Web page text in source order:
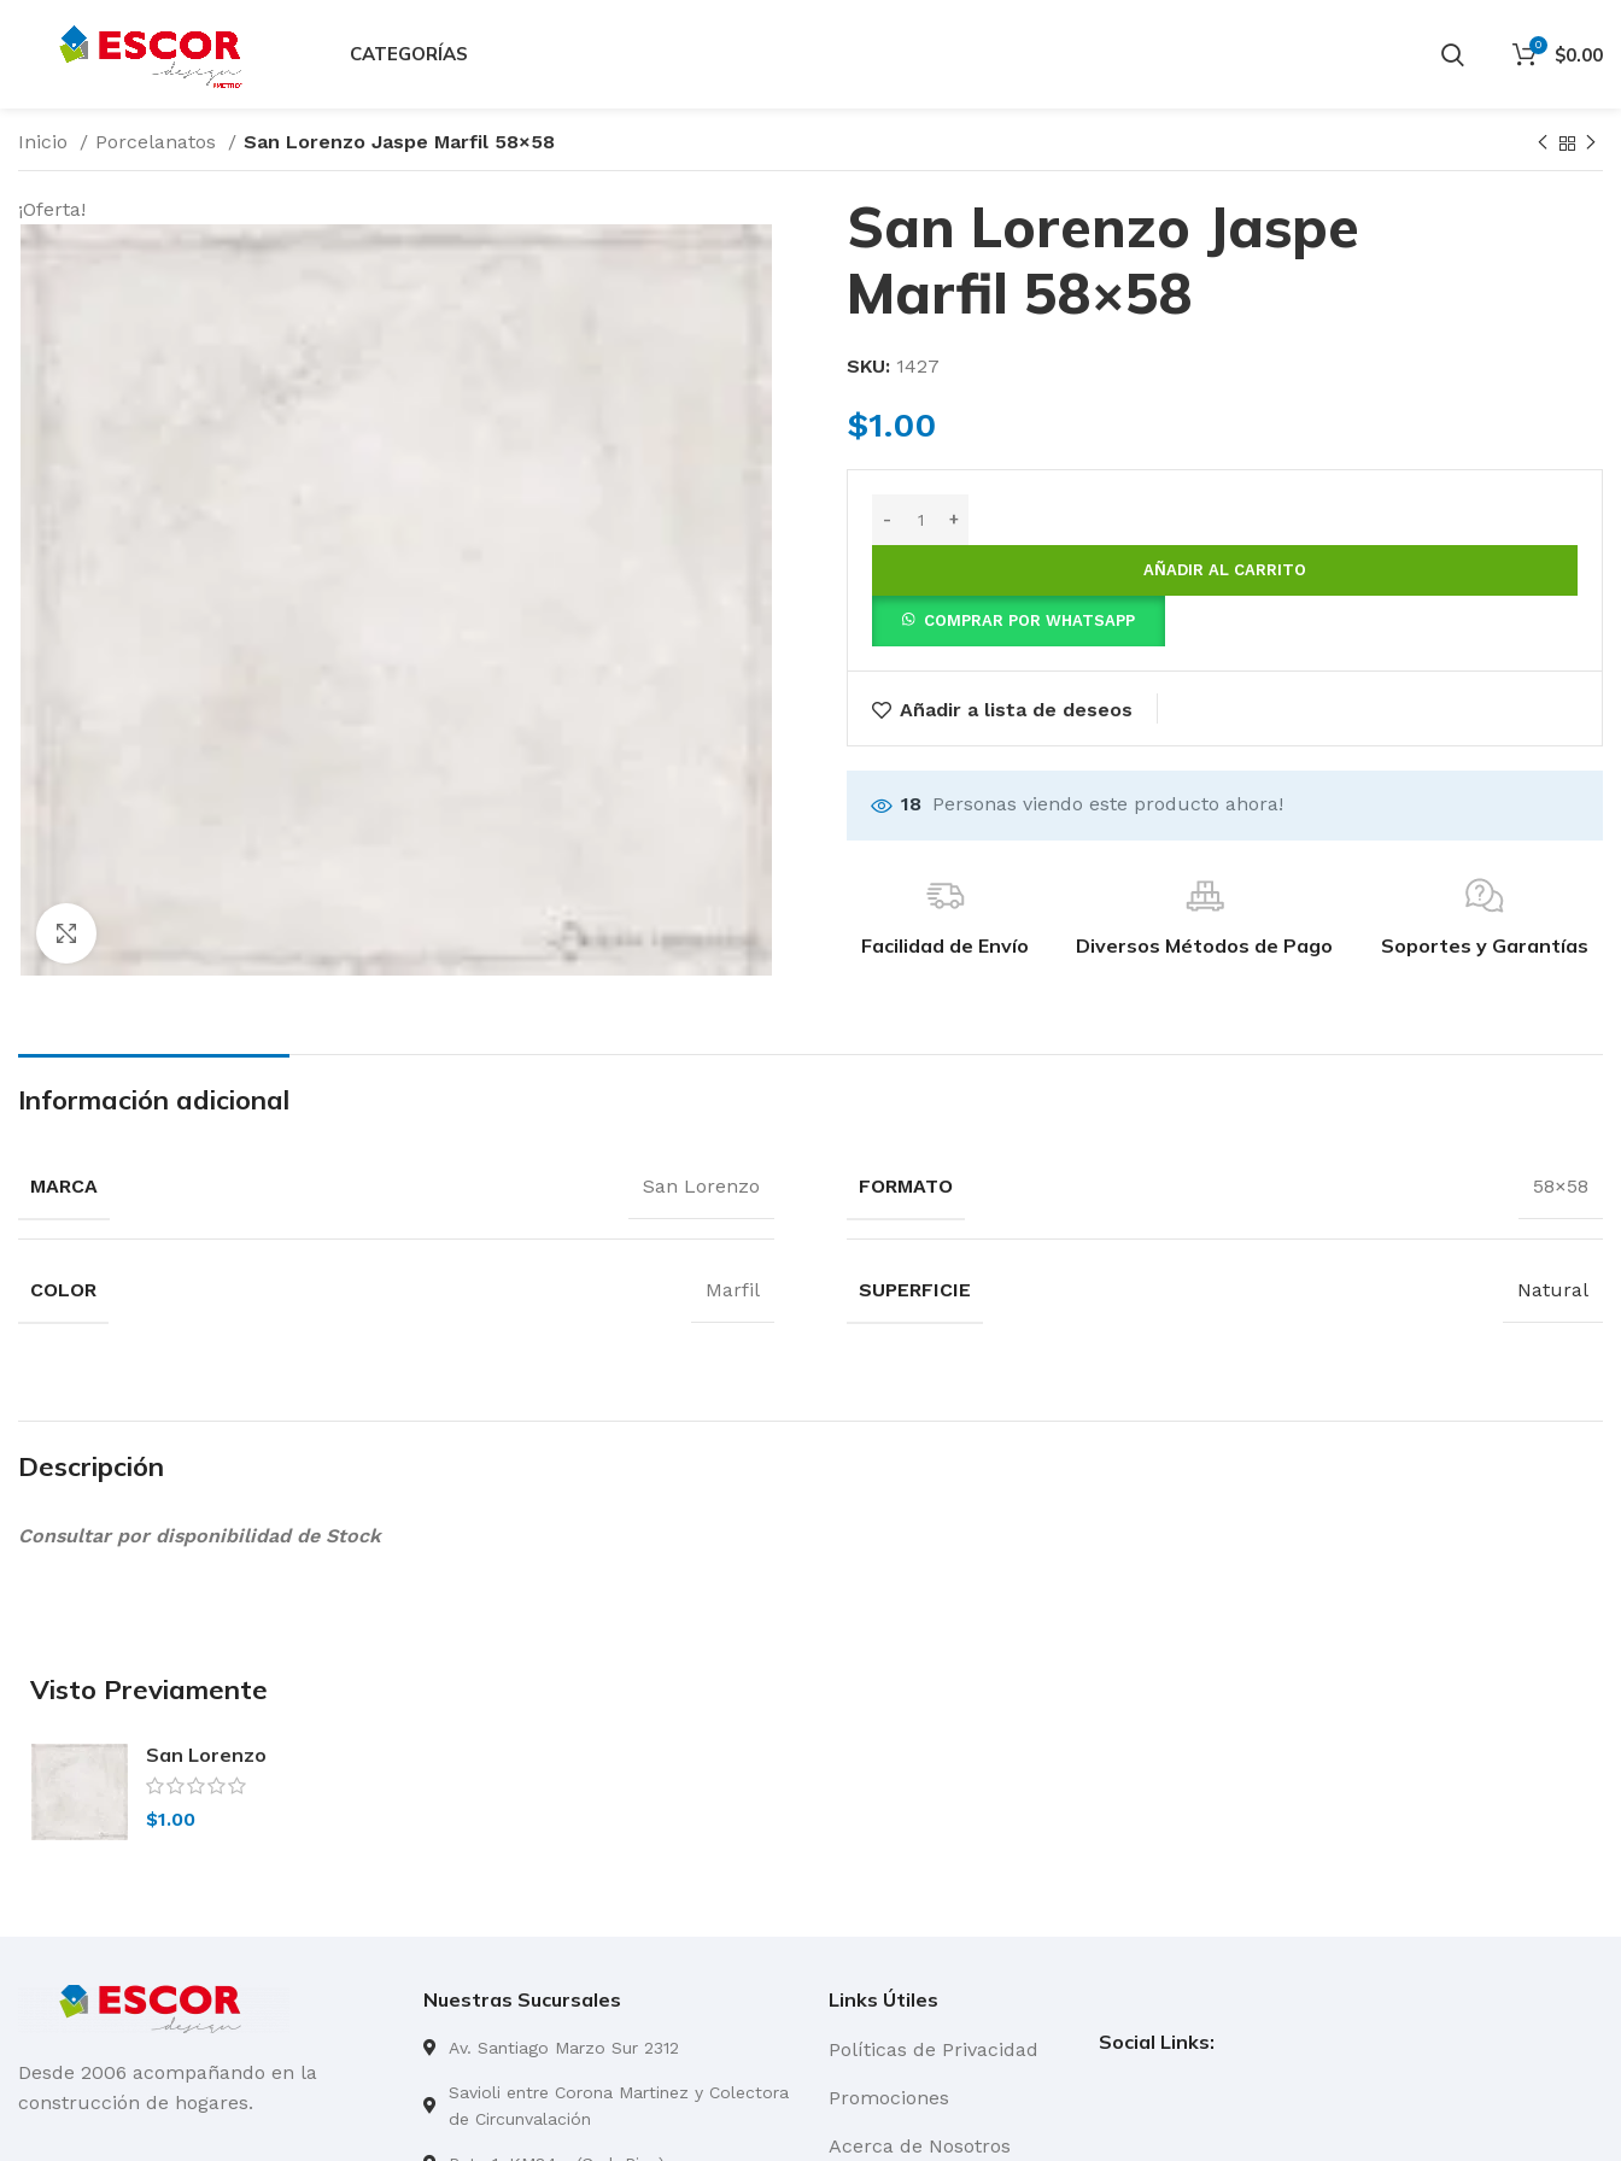
CATEGORÍAS 0 $0.00
Inicio Porcelanatos San Lorenzo Jaspe Marfil 58×58
¡Oferta!
San Lorenzo Jaspe
Marfil 58×58
SKU: 1427
$1.00
AÑADIR AL CARRITO
COMPRAR POR WHATSAPP
Añadir a lista de deseos
18 Personas viendo este producto ahora!
Facilidad de Envío Diversos Métodos de Pago Soportes y Garantías
Información adicional
MARCA San Lorenzo FORMATO 58×58
COLOR Marfil SUPERFICIE Natural
Descripción
Consultar por disponibilidad de Stock
Visto Previamente
San Lorenzo
Jaspe Marfil 58×58
$1.00
Desde 2006 acompañando en la
construcción de hogares.
Nuestras Sucursales
Av. Santiago Marzo Sur 2312
Savioli entre Corona Martinez y Colectora
de Circunvalación
Links Útiles
Políticas de Privacidad
Promociones
Acerca de Nosotros
Social Links: